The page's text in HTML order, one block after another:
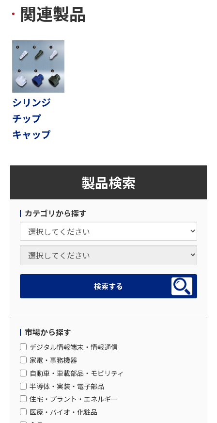
関連製品
シリンジ
チップ
キャップ
製品検索
カテゴリから探す
市場から探す
デジタル情報端末・情報通信
家電・事務機器
自動車・車載部品・モビリティ
半導体・実装・電子部品
住宅・プラント・エネルギー
医療・バイオ・化粧品